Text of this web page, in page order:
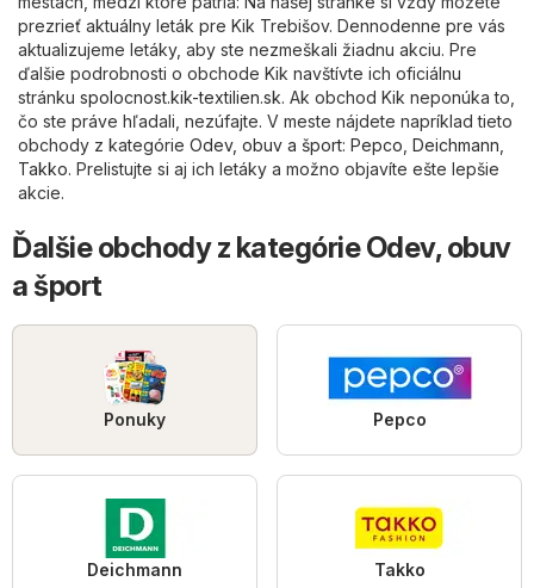
prezrieť aktuálny leták pre Kik Trebišov. Dennodenne pre vás
aktualizujeme letáky, aby ste nezmeškali žiadnu akciu. Pre
ďalšie podrobnosti o obchode Kik navštívte ich oficiálnu
stránku spolocnost.kik-textilien.sk. Ak obchod Kik neponúka to,
čo ste práve hľadali, nezúfajte. V meste nájdete napríklad tieto
obchody z kategórie Odev, obuv a šport: Pepco Deichmann
Takko. Prelistujte si aj ich letáky a možno objavíte ešte lepšie
akcie.
Ďalšie obchody z kategórie Odev, obuv
a šport
Ponuky Pepco
Deichmann Takko